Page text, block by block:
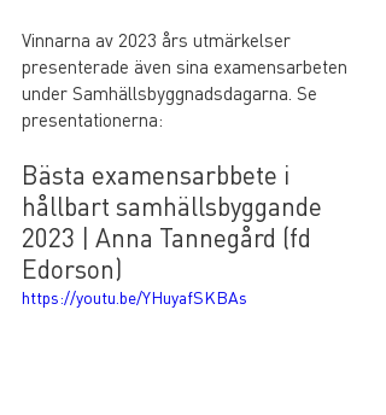
Vinnarna av 2023 års utmärkelser
presenterade även sina examensarbeten
under Samhällsbyggnadsdagarna. Se
presentationerna:
Bästa examensarbbete i
hållbart samhällsbyggande
2023 | Anna Tannegård (fd
Edorson)
https://youtu.be/YHuyafSKBAs